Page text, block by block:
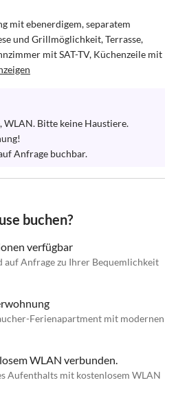
mit ebenerdigem, separatem
und Grillmöglichkeit, Terrasse,
mit SAT-TV, Küchenzeile mit
WLAN. Bitte keine Haustiere.
Anfrage buchbar.
buchen?
verfügbar
auf Anfrage zu Ihrer Bequemlichkeit
Ferienapartment mit modernen
WLAN verbunden.
Aufenthalts mit kostenlosem WLAN